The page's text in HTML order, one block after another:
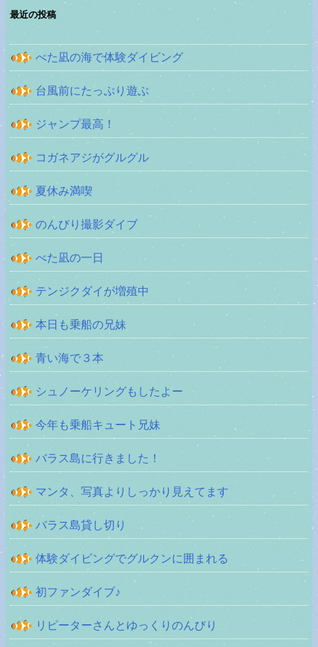
最近の投稿
べた凪の海で体験ダイビング
台風前にたっぷり遊ぶ
ジャンプ最高！
コガネアジがグルグル
夏休み満喫
のんびり撮影ダイブ
べた凪の一日
テンジクダイが増殖中
本日も乗船の兄妹
青い海で３本
シュノーケリングもしたよー
今年も乗船キュート兄妹
バラス島に行きました！
マンタ、写真よりしっかり見えてます
バラス島貸し切り
体験ダイビングでグルクンに囲まれる
初ファンダイブ♪
リピーターさんとゆっくりのんびり